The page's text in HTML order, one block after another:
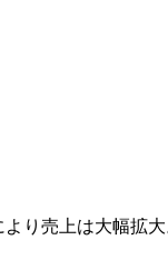
り売上は大幅